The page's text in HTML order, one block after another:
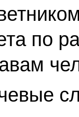
по